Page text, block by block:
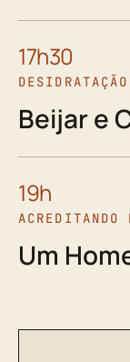
17h30
Beijar e
19h
ACREDITANDO
Um